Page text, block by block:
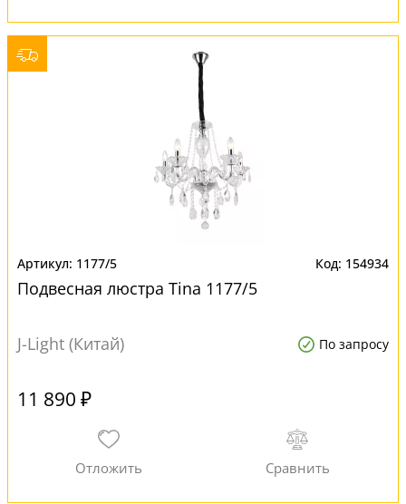
1177/5 154934
Подвесная люстра Tina 1177/5
J-Light (Китай) По запросу
11 890 ₽